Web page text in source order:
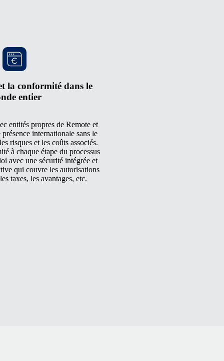
la conformité dans le
entier
entités propres de Remote et
internationale sans le
risques et les coûts associés.
à chaque étape du processus
avec une sécurité intégrée et
qui couvre les autorisations
taxes, les avantages, etc.